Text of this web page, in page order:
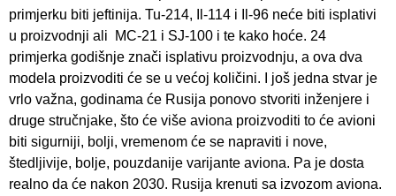
primjerku biti jeftinija. Tu-214, Il-114 i Il-96 neće biti isplativi
u proizvodnji ali MC-21 i SJ-100 i te kako hoće. 24
primjerka godišnje znači isplativu proizvodnju, a ova dva
modela proizvoditi će se u većoj količini. I još jedna stvar je
vrlo važna, godinama će Rusija ponovo stvoriti inženjere i
druge stručnjake, što će više aviona proizvoditi to će avioni
biti sigurniji, bolji, vremenom će se napraviti i nove,
štedljivije, bolje, pouzdanije varijante aviona. Pa je dosta
realno da će nakon 2030. Rusija krenuti sa izvozom aviona.